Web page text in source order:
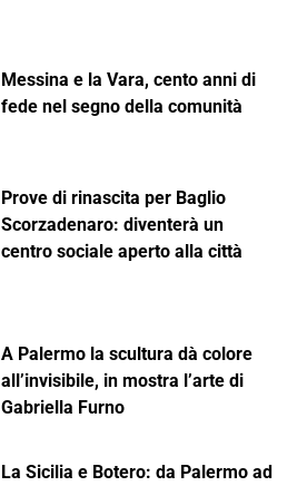
Messina e la Vara, cento anni di
fede nel segno della comunità
Prove di rinascita per Baglio
Scorzadenaro: diventerà un
centro sociale aperto alla città
A Palermo la scultura dà colore
all’invisibile, in mostra l’arte di
Gabriella Furno
La Sicilia e Botero: da Palermo ad